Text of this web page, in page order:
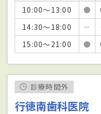
10:00～13:00
●
14:30～18:00
－
15:00～21:00
●
診療時間外
行徳南歯科医院